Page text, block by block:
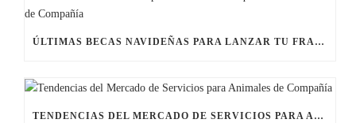
ÚLTIMAS BECAS NAVIDEÑAS PARA LANZAR TU FRANQUICIA DE ANIMALES DE COMPAÑÍA
TENDENCIAS DEL MERCADO DE SERVICIOS PARA ANIMALES DE COMPAÑÍA